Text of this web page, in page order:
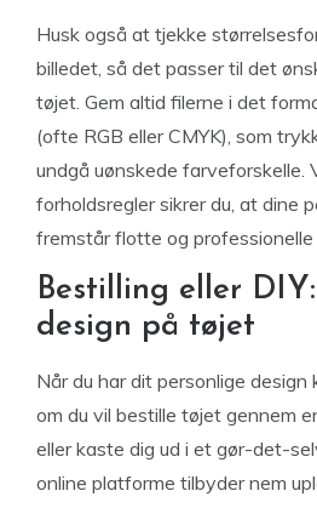
Husk også at tjekke
billedet, så det passer til det
tøjet. Gem altid filerne i det
(ofte RGB eller CMYK), som
undgå uønskede farveforskelle.
forholdsregler sikrer du, at dine
fremstår flotte og professionelle
Bestilling eller
design på tøjet
Når du har dit personlige design
om du vil bestille tøjet gennem
eller kaste dig ud i et gør-det-
online platforme tilbyder nem